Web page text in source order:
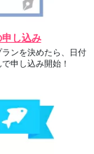
し込み
ンを決めたら、日付
申し込み開始！